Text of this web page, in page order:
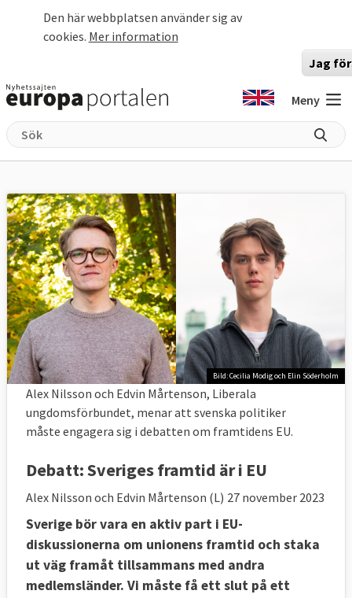
Den här webbplatsen använder sig av
cookies. Mer information
Jag
Meny
Bild: Cecilia Modig och Elin Söderholm
Alex Nilsson och Edvin Mårtenson, Liberala
ungdomsförbundet, menar att svenska politiker
måste engagera sig i debatten om framtidens EU.
Debatt:Sveriges framtid är i EU
Alex Nilsson och Edvin Mårtenson (L) 27 november 2023
Sverige bör vara en aktiv part i EU-
diskussionerna om unionens framtid och staka
ut väg framåt tillsammans med andra
medlemsländer. Vi måste få ett slut på ett